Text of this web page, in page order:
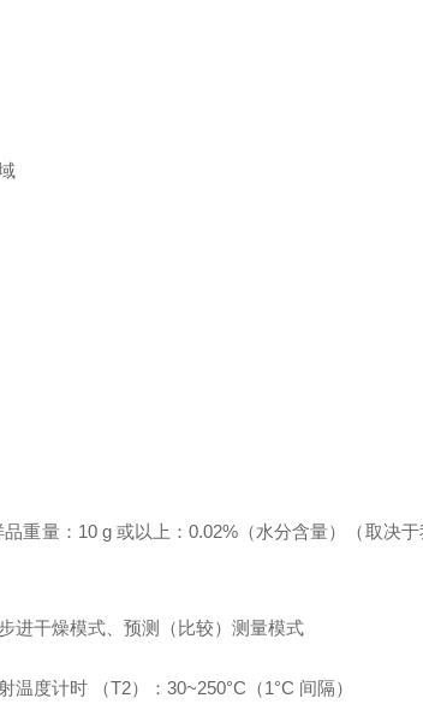
重量：10 g 或以上：0.02%（水分含量）（取决
进干燥模式、预测（比较）测量模式
度计时 （T2）：30~250°C（1°C 间隔）